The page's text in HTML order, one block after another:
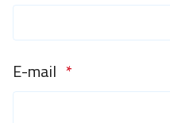
E-mail *